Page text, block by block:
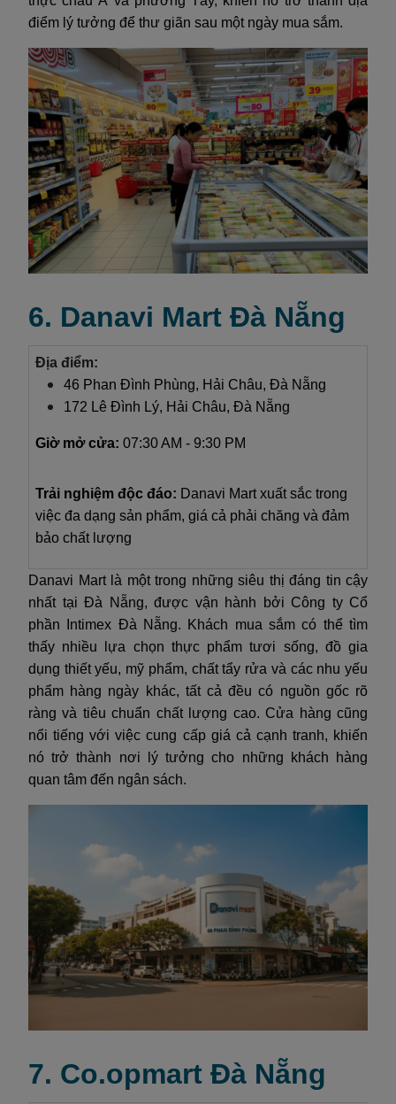
điểm lý tưởng để thư giãn sau một ngày mua sắm.
6. Danavi Mart Đà Nẵng
Địa điểm:
46 Phan Đình Phùng, Hải Châu, Đà Nẵng
172 Lê Đình Lý, Hải Châu, Đà Nẵng
Giờ mở cửa: 07:30 AM - 9:30 PM
Trải nghiệm độc đáo: Danavi Mart xuất sắc trong
việc đa dạng sản phẩm, giá cả phải chăng và đảm
bảo chất lượng
Danavi Mart là một trong những siêu thị đáng tin cậy
nhất tại Đà Nẵng, được vận hành bởi Công ty Cổ
phần Intimex Đà Nẵng. Khách mua sắm có thể tìm
thấy nhiều lựa chọn thực phẩm tươi sống, đồ gia
dụng thiết yếu, mỹ phẩm, chất tẩy rửa và các nhu yếu
phẩm hàng ngày khác, tất cả đều có nguồn gốc rõ
ràng và tiêu chuẩn chất lượng cao. Cửa hàng cũng
nổi tiếng với việc cung cấp giá cả cạnh tranh, khiến
nó trở thành nơi lý tưởng cho những khách hàng
quan tâm đến ngân sách.
7. Co.opmart Đà Nẵng